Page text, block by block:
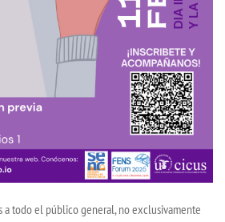
a todo el público general, no exclusivamente